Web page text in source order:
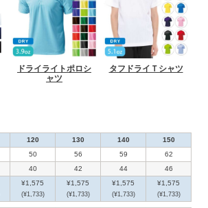
ドライライトポロシ
ャツ
タフドライＴシャツ
120 130 140
150
50 56 59
62
40 42 44
46
¥1,575
(¥1,733)
¥1,575
(¥1,733)
¥1,575
(¥1,733)
¥1,575
(¥1,733)